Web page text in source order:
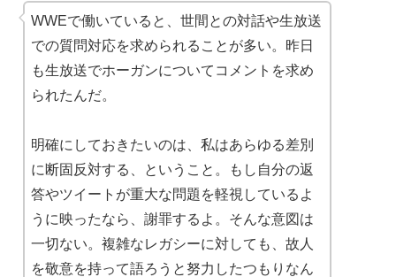
WWEで働いていると、世間との対話や生放送
での質問対応を求められることが多い。昨日
も生放送でホーガンについてコメントを求め
られたんだ。
明確にしておきたいのは、私はあらゆる差別
に断固反対する、ということ。もし自分の返
答やツイートが重大な問題を軽視しているよ
うに映ったなら、謝罪するよ。そんな意図は
一切ない。複雑なレガシーに対しても、故人
を敬意を持って語ろうと努力したつもりなん